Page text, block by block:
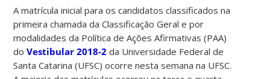
A matrícula inicial para os candidatos classificados na
primeira chamada da Classificação Geral e por
modalidades da Política de Ações Afirmativas (PAA)
doVestibular 2018-2 da Universidade Federal de
Santa Catarina (UFSC) ocorre nesta semana na UFSC.